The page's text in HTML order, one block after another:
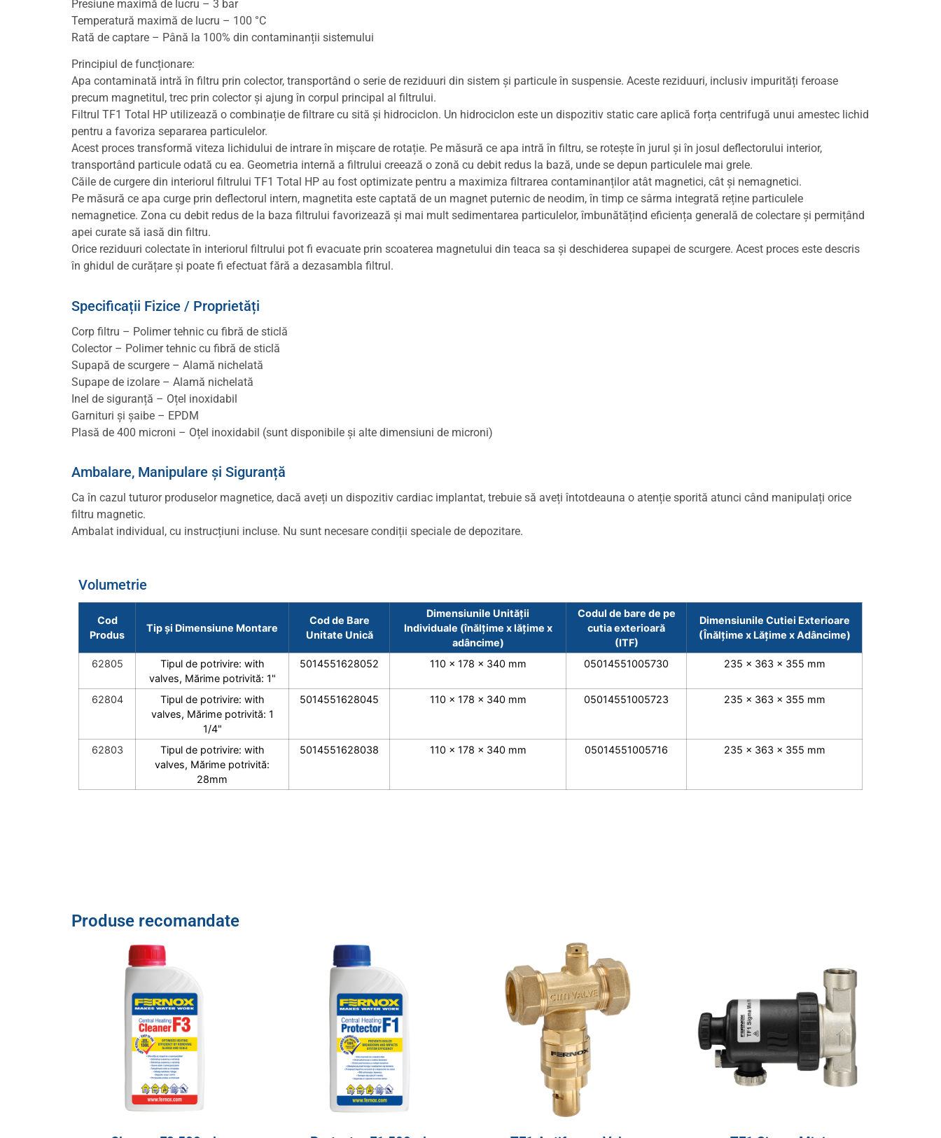
Presiune maximă de lucru – 3 bar
Temperatură maximă de lucru – 100 °C
Rată de captare – Până la 100% din contaminanții sistemului
Principiul de funcționare:
Apa contaminată intră în filtru prin colector, transportând o serie de reziduuri din sistem și particule în suspensie. Aceste reziduuri, inclusiv impurități feroase
precum magnetitul, trec prin colector și ajung în corpul principal al filtrului.
Filtrul TF1 Total HP utilizează o combinație de filtrare cu sită și hidrociclon. Un hidrociclon este un dispozitiv static care aplică forța centrifugă unui amestec lichid
pentru a favoriza separarea particulelor.
Acest proces transformă viteza lichidului de intrare în mișcare de rotație. Pe măsură ce apa intră în filtru, se rotește în jurul și în josul deflectorului interior,
transportând particule odată cu ea. Geometria internă a filtrului creează o zonă cu debit redus la bază, unde se depun particulele mai grele.
Căile de curgere din interiorul filtrului TF1 Total HP au fost optimizate pentru a maximiza filtrarea contaminanților atât magnetici, cât și nemagnetici.
Pe măsură ce apa curge prin deflectorul intern, magnetita este captată de un magnet puternic de neodim, în timp ce sârma integrată reține particulele
nemagnetice. Zona cu debit redus de la baza filtrului favorizează și mai mult sedimentarea particulelor, îmbunătățind eficiența generală de colectare și permițând
apei curate să iasă din filtru.
Orice reziduuri colectate în interiorul filtrului pot fi evacuate prin scoaterea magnetului din teaca sa și deschiderea supapei de scurgere. Acest proces este descris
în ghidul de curățare și poate fi efectuat fără a dezasambla filtrul.
Specificații Fizice / Proprietăți
Corp filtru – Polimer tehnic cu fibră de sticlă
Colector – Polimer tehnic cu fibră de sticlă
Supapă de scurgere – Alamă nichelată
Supape de izolare – Alamă nichelată
Inel de siguranță – Oțel inoxidabil
Garnituri și șaibe – EPDM
Plasă de 400 microni – Oțel inoxidabil (sunt disponibile și alte dimensiuni de microni)
Ambalare, Manipulare și Siguranță
Ca în cazul tuturor produselor magnetice, dacă aveți un dispozitiv cardiac implantat, trebuie să aveți întotdeauna o atenție sporită atunci când manipulați orice
filtru magnetic.
Ambalat individual, cu instrucțiuni incluse. Nu sunt necesare condiții speciale de depozitare.
Volumetrie
Cod
Produs
Tip și Dimensiune Montare
Cod de Bare
Unitate Unică
Dimensiunile Unității
Individuale (înălțime x lățime x
adâncime)
Codul de bare de pe
cutia exterioară
(ITF)
Dimensiunile Cutiei Exterioare
(Înălțime x Lățime x Adâncime)
62805
Tipul de potrivire: with
valves, Mărime potrivită: 1"
5014551628052 110 x 178 x 340 mm 05014551005730 235 x 363 x 355 mm
62804
Tipul de potrivire: with
valves, Mărime potrivită: 1
1/4"
5014551628045 110 x 178 x 340 mm 05014551005723 235 x 363 x 355 mm
62803
Tipul de potrivire: with
valves, Mărime potrivită:
28mm
5014551628038 110 x 178 x 340 mm 05014551005716 235 x 363 x 355 mm
Produse recomandate